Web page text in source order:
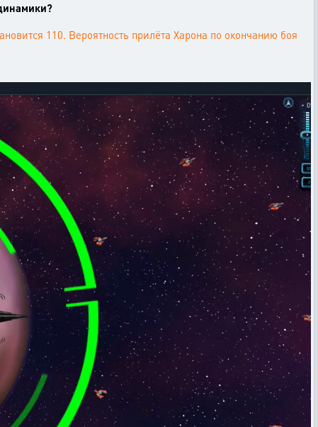
110. Вероятность прилёта Харона по окончанию боя